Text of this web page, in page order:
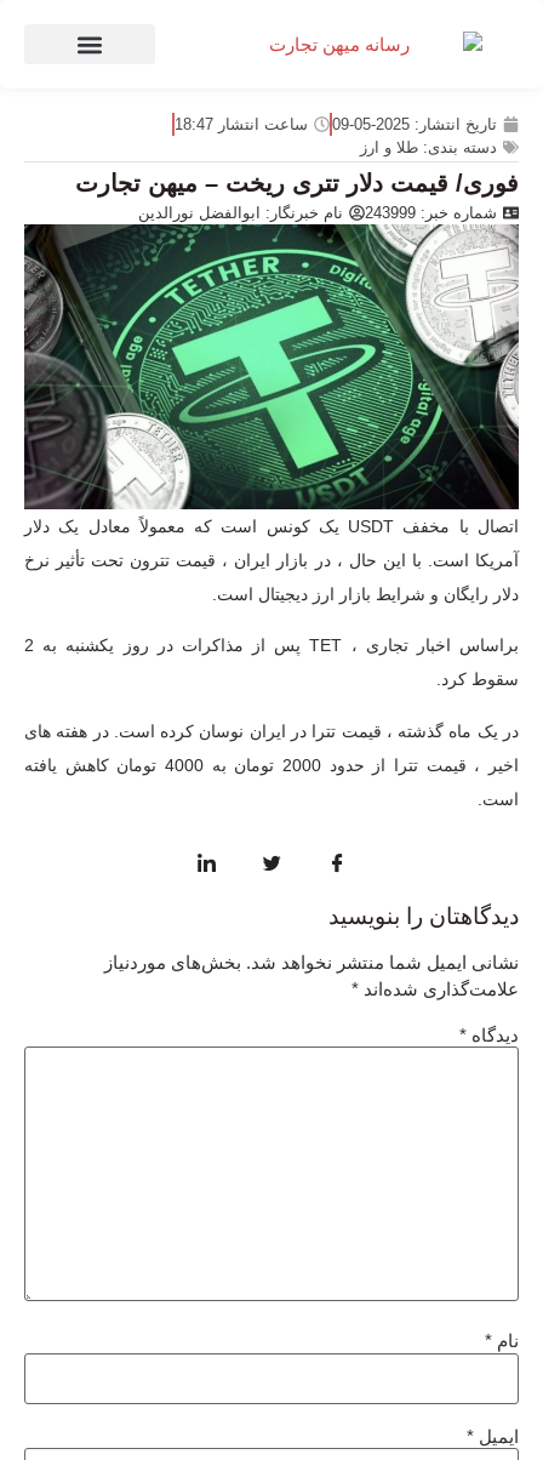
تاریخ انتشار: 2025-05-09 ساعت انتشار 18:47
دسته بندی: طلا و ارز
فوری/ قیمت دلار تتری ریخت – میهن تجارت
شماره خبر: 243999 نام خبرنگار: ابوالفضل نورالدین
اتصال با مخفف USDT یک کونس است که معمولاً معادل یک دلار
آمریکا است. با این حال ، در بازار ایران ، قیمت تترون تحت تأثیر نرخ
دلار رایگان و شرایط بازار ارز دیجیتال است.
براساس اخبار تجاری ، TET پس از مذاکرات در روز یکشنبه به 2
سقوط کرد.
در یک ماه گذشته ، قیمت تترا در ایران نوسان کرده است. در هفته های
اخیر ، قیمت تترا از حدود 2000 تومان به 4000 تومان کاهش یافته
است.
دیدگاهتان را بنویسید
نشانی ایمیل شما منتشر نخواهد شد. بخش‌های موردنیاز
علامت‌گذاری شده‌اند *
دیدگاه *
نام *
ایمیل *